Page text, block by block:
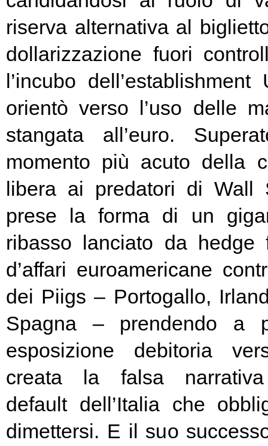
riserva alternativa al
dollarizzazione fuori
l’incubo
orientò verso l’uso delle
stangata all’euro.
momento più acuto della
libera ai predatori di Wall
prese la forma di un
ribasso lanciato da hedge
d’affari euroamericane
dei Piigs – Portogallo,
Spagna – prendendo a
esposizione debitoria
creata la falsa narrativa
default dell’Italia che
dimettersi. E il suo